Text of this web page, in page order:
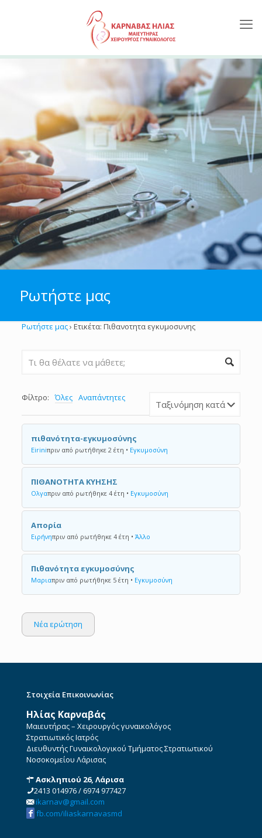
Ρωτήστε μας
Ρωτήστε μας› Ετικέτα: Πιθανοτητα εγκυμοσυνης
Φίλτρο: Όλες Αναπάντητες
πιθανότητα-εγκυμοσύνης
Eiriniπριν από ρωτήθηκε 2 έτη • Εγκυμοσύνη
ΠΙΘΑΝΟΤΗΤΑ ΚΥΗΣΗΣ
Ολγαπριν από ρωτήθηκε 4 έτη • Εγκυμοσύνη
Απορία
Ειρήνηπριν από ρωτήθηκε 4 έτη • Άλλο
Πιθανότητα εγκυμοσύνης
Μαριαπριν από ρωτήθηκε 5 έτη • Εγκυμοσύνη
Νέα ερώτηση
Στοιχεία Επικοινωνίας
Ηλίας Καρναβάς
Μαιευτήρας – Χειρουργός γυναικολόγος
Στρατιωτικός Ιατρός
Διευθυντής Γυναικολογικού Τμήματος Στρατιωτικού
Νοσοκομείου Λάρισας
Ασκληπιού 26, Λάρισα
2413 014976/6974 977427
ikarnav@gmail.com
fb.com/iliaskarnavasmd